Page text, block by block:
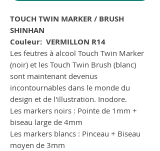
TOUCH TWIN MARKER / BRUSH
SHINHAN
Couleur: VERMILLON R14
Les feutres à alcool Touch Twin Marker
(noir) et les Touch Twin Brush (blanc)
sont maintenant devenus
incontournables dans le monde du
design et de l'illustration. Inodore.
Les markers noirs : Pointe de 1mm +
biseau large de 4mm
Les markers blancs : Pinceau + Biseau
moyen de 3mm